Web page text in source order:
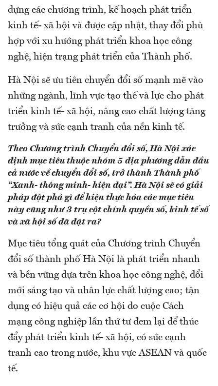
dựng các chương trình, kế hoạch phát triển
kinh tế- xã hội và được cập nhật, thay đổi phù
hợp với xu hướng phát triển khoa học công
nghệ, hiện trạng phát triển của Thành phố.
Hà Nội sẽ ưu tiên chuyển đổi số mạnh mẽ vào
những ngành, lĩnh vực tạo thế và lực cho phát
triển kinh tế- xã hội, nâng cao chất lượng tăng
trưởng và sức cạnh tranh của nền kinh tế.
Theo Chương trình Chuyển đổi số, Hà Nội xác
định mục tiêu thuộc nhóm 5 địa phương dẫn đầu
cả nước về chuyển đổi số, trở thành Thành phố
“Xanh- thông minh- hiện đại”. Hà Nội sẽ có giải
pháp đột phá gì để hiện thực hóa các mục tiêu
này cũng như 3 trụ cột chính quyền số, kinh tế số
và xã hội số đã đặt ra?
Mục tiêu tổng quát của Chương trình Chuyển
đổi số thành phố Hà Nội là phát triển nhanh
và bền vững dựa trên khoa học công nghệ, đổi
mới sáng tạo và nhân lực chất lượng cao; tận
dụng có hiệu quả các cơ hội do cuộc Cách
mạng công nghiệp lần thứ tư đem lại để thúc
đẩy phát triển kinh tế- xã hội, có sức cạnh
tranh cao trong nước, khu vực ASEAN và quốc
tế.